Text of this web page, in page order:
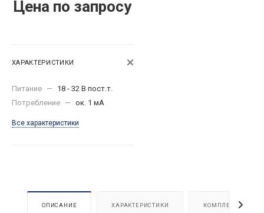
Цена по запросу
ХАРАКТЕРИСТИКИ
Питание — 18 - 32 В пост.т.
Потребление — ок. 1 мА
Все характеристики
ОПИСАНИЕ ХАРАКТЕРИСТИКИ КОМПЛЕКТАЦИЯ